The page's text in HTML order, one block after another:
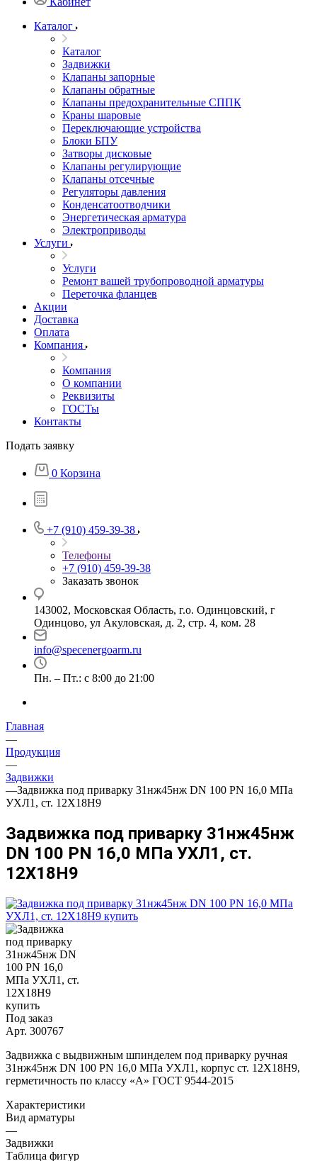
Каталог
Каталог
Задвижки
Клапаны запорные
Клапаны обратные
Клапаны предохранительные СППК
Краны шаровые
Переключающие устройства
Блоки БПУ
Затворы дисковые
Клапаны регулирующие
Клапаны отсечные
Регуляторы давления
Конденсатоотводчики
Энергетическая арматура
Электроприводы
Услуги
Услуги
Ремонт вашей трубопроводной арматуры
Переточка фланцев
Акции
Доставка
Оплата
Компания
Компания
О компании
Реквизиты
ГОСТы
Контакты
Подать заявку
0 Корзина
+7 (910) 459-39-38
Телефоны
+7 (910) 459-39-38
Заказать звонок
143002, Московская Область, г.о. Одинцовский, г
Одинцово, ул Акуловская, д. 2, стр. 4, ком. 28
info@specenergoarm.ru
Пн. – Пт.: с 8:00 до 21:00
Главная
—
Продукция
—
Задвижки
—Задвижка под приварку 31нж45нж DN 100 PN 16,0 МПа
УХЛ1, ст. 12Х18Н9
Задвижка под приварку 31нж45нж
DN 100 PN 16,0 МПа УХЛ1, ст.
12Х18Н9
Под заказ
Арт. 300767
Задвижка с выдвижным шпинделем под приварку ручная
31нж45нж DN 100 PN 16,0 МПа УХЛ1, корпус ст. 12Х18Н9,
герметичность по классу «A» ГОСТ 9544-2015
Характеристики
Вид арматуры
—
Задвижки
Таблица фигур